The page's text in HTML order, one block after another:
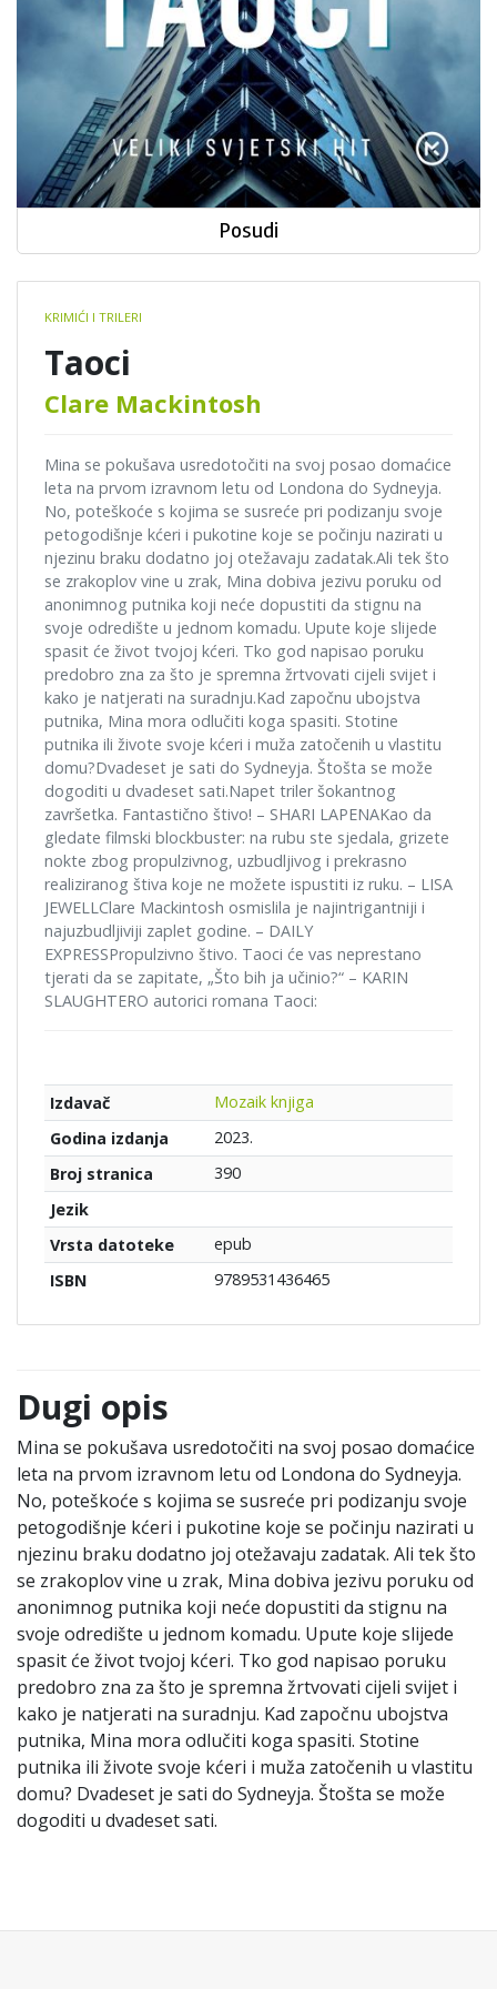
Book
details
KRIMIĆI I TRILERI
Taoci
Clare Mackintosh
Mina se pokušava usredotočiti na svoj posao domaćice
leta na prvom izravnom letu od Londona do Sydneyja.
No, poteškoće s kojima se susreće pri podizanju svoje
petogodišnje kćeri i pukotine koje se počinju nazirati u
njezinu braku dodatno joj otežavaju zadatak.Ali tek što
se zrakoplov vine u zrak, Mina dobiva jezivu poruku od
anonimnog putnika koji neće dopustiti da stignu na
svoje odredište u jednom komadu. Upute koje slijede
spasit će život tvojoj kćeri. Tko god napisao poruku
predobro zna za što je spremna žrtvovati cijeli svijet i
kako je natjerati na suradnju.Kad započnu ubojstva
putnika, Mina mora odlučiti koga spasiti. Stotine
putnika ili živote svoje kćeri i muža zatočenih u vlastitu
domu?Dvadeset je sati do Sydneyja. Štošta se može
dogoditi u dvadeset sati.Napet triler šokantnog
završetka. Fantastično štivo! – SHARI LAPENAKao da
gledate filmski blockbuster: na rubu ste sjedala, grizete
nokte zbog propulzivnog, uzbudljivog i prekrasno
realiziranog štiva koje ne možete ispustiti iz ruku. – LISA
JEWELLClare Mackintosh osmislila je najintrigantniji i
najuzbudljiviji zaplet godine. – DAILY
EXPRESSPropulzivno štivo. Taoci će vas neprestano
tjerati da se zapitate, „Što bih ja učinio?“ – KARIN
SLAUGHTERO autorici romana Taoci:
Izdavač
Mozaik knjiga
Godina izdanja
2023.
Broj stranica
390
Jezik
Vrsta datoteke
epub
ISBN
9789531436465
Posudi
Dugi opis
Mina se pokušava usredotočiti na svoj posao domaćice
leta na prvom izravnom letu od Londona do Sydneyja.
No, poteškoće s kojima se susreće pri podizanju svoje
petogodišnje kćeri i pukotine koje se počinju nazirati u
njezinu braku dodatno joj otežavaju zadatak. Ali tek što
se zrakoplov vine u zrak, Mina dobiva jezivu poruku od
anonimnog putnika koji neće dopustiti da stignu na
svoje odredište u jednom komadu. Upute koje slijede
spasit će život tvojoj kćeri. Tko god napisao poruku
predobro zna za što je spremna žrtvovati cijeli svijet i
kako je natjerati na suradnju. Kad započnu ubojstva
putnika, Mina mora odlučiti koga spasiti. Stotine
putnika ili živote svoje kćeri i muža zatočenih u vlastitu
domu? Dvadeset je sati do Sydneyja. Štošta se može
dogoditi u dvadeset sati.